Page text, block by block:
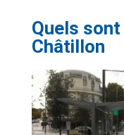
Quels
Châtillon